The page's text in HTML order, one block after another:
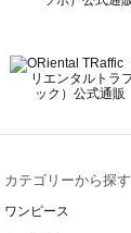
カテゴリーから探す
ワンピース